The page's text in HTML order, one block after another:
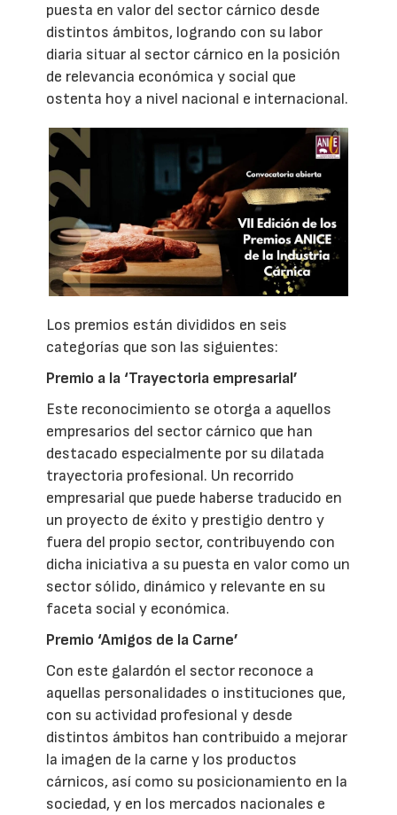
puesta en valor del sector cárnico desde
distintos ámbitos, logrando con su labor
diaria situar al sector cárnico en la posición
de relevancia económica y social que
ostenta hoy a nivel nacional e internacional.
Los premios están divididos en seis
categorías que son las siguientes:
Premio a la ‘Trayectoria empresarial’
Este reconocimiento se otorga a aquellos
empresarios del sector cárnico que han
destacado especialmente por su dilatada
trayectoria profesional. Un recorrido
empresarial que puede haberse traducido en
un proyecto de éxito y prestigio dentro y
fuera del propio sector, contribuyendo con
dicha iniciativa a su puesta en valor como un
sector sólido, dinámico y relevante en su
faceta social y económica.
Premio ‘Amigos de la Carne’
Con este galardón el sector reconoce a
aquellas personalidades o instituciones que,
con su actividad profesional y desde
distintos ámbitos han contribuido a mejorar
la imagen de la carne y los productos
cárnicos, así como su posicionamiento en la
sociedad, y en los mercados nacionales e